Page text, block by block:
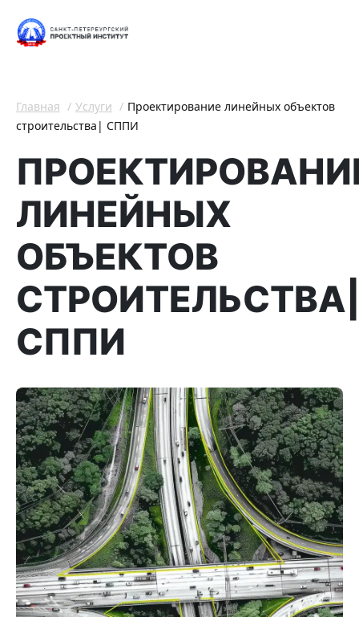
Главная Услуги
Проектирование линейных объектов
строительства| СППИ
ЛИНЕЙНЫХ
ОБЪЕКТОВ
СТРОИТЕЛЬСТВА|
СППИ